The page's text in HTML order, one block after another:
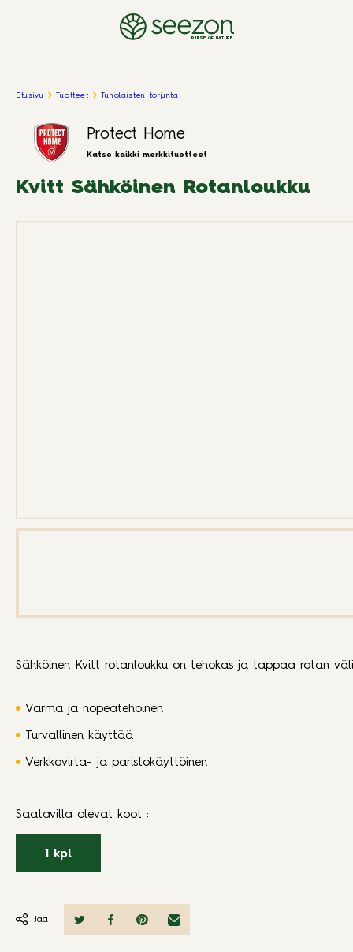
PULSE OF NATURE
Etusivu Tuotteet Tuholaisten torjunta
Protect Home
Katso kaikki merkkituotteet
Kvitt Sähköinen Rotanloukku
Sähköinen Kvitt rotanloukku on tehokas ja tappaa rotan
Varma ja nopeatehoinen
Turvallinen käyttää
Verkkovirta- ja paristokäyttöinen
Saatavilla olevat koot :
1 kpl
Jaa